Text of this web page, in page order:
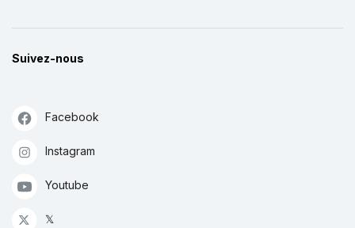
Suivez-nous
Facebook
Instagram
Youtube
𝕏